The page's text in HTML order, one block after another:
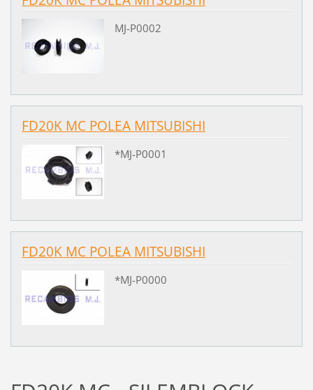
MJ-P0002
FD20K MC POLEA MITSUBISHI
*MJ-P0001
FD20K MC POLEA MITSUBISHI
*MJ-P0000